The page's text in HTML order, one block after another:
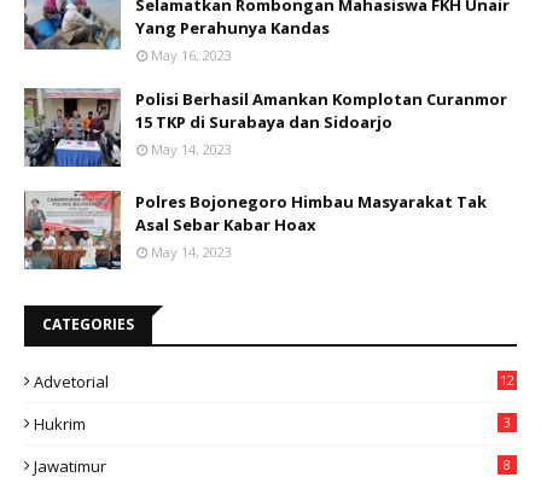
Selamatkan Rombongan Mahasiswa FKH Unair
Yang Perahunya Kandas
May 16, 2023
Polisi Berhasil Amankan Komplotan Curanmor
15 TKP di Surabaya dan Sidoarjo
May 14, 2023
Polres Bojonegoro Himbau Masyarakat Tak
Asal Sebar Kabar Hoax
May 14, 2023
CATEGORIES
Advetorial 12
Hukrim 3
Jawatimur 8